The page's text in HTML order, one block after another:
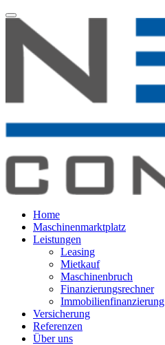
Home
Maschinenmarktplatz
Leistungen
Leasing
Mietkauf
Maschinenbruch
Finanzierungsrechner
Immobilienfinanzierung
Versicherung
Referenzen
Über uns